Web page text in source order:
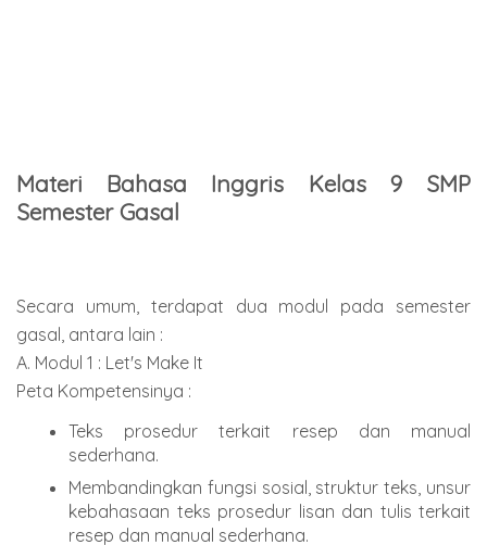
Materi Bahasa Inggris Kelas 9 SMP
Semester Gasal
Secara umum, terdapat dua modul pada semester
gasal, antara lain :
A. Modul 1 : Let's Make It
Peta Kompetensinya :
Teks prosedur terkait resep dan manual
sederhana.
Membandingkan fungsi sosial, struktur teks, unsur
kebahasaan teks prosedur lisan dan tulis terkait
resep dan manual sederhana.